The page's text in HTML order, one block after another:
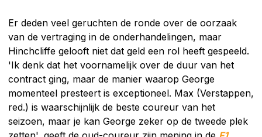
Er deden veel geruchten de ronde over de oorzaak
van de vertraging in de onderhandelingen, maar
Hinchcliffe gelooft niet dat geld een rol heeft gespeeld.
'Ik denk dat het voornamelijk over de duur van het
contract ging, maar de manier waarop George
momenteel presteert is exceptioneel. Max (Verstappen,
red.) is waarschijnlijk de beste coureur van het
seizoen, maar je kan George zeker op de tweede plek